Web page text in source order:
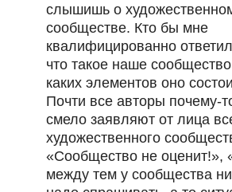
слышишь о
сообществе. Кто бы мне
квалифицированно
что такое наше
каких элементов оно
Почти все авторы почему-
смело заявляют от лица
художественного
«Сообщество не оценит!»,
между тем у сообщества